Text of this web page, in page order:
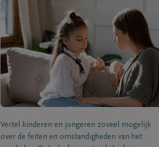
Vertel kinderen en jongeren zoveel mogelijk
over de feiten en omstandigheden van het